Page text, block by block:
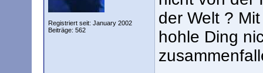
Registriert seit: January 2002
Beiträge: 562
der Welt ?
hohle Ding